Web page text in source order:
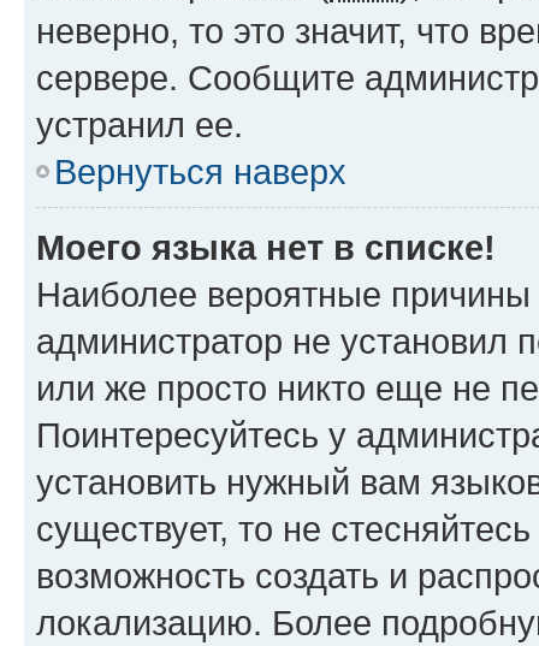
неверно, то это значит, что
сервере. Сообщите
устранил ее.
Вернуться наверх
Моего языка нет в списке!
Наиболее вероятные причины
администратор не установил
или же просто никто еще не
Поинтересуйтесь у
установить нужный вам
существует, то не
возможность создать и
локализацию. Более